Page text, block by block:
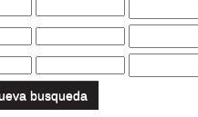
busqueda